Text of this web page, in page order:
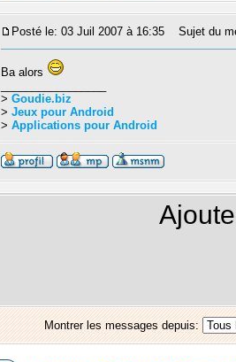
Posté le: 03 Juil 2007 à 16:35 Sujet du
Ba alors
>Goudie.biz
>Jeux pour Android
>Applications pour Android
Montrer les messages depuis: